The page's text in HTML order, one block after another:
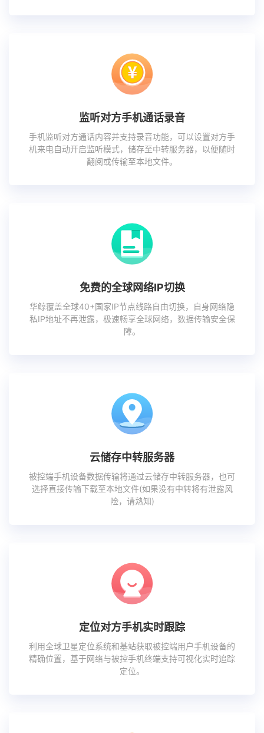
监听对方手机通话录音
手机监听对方通话内容并支持录音功能，可以设置对方手
机来电自动开启监听模式，储存至中转服务器，以便随时
翻阅或传输至本地文件。
免费的全球网络IP切换
华鲸覆盖全球40+国家IP节点线路自由切换，自身网络隐
私IP地址不再泄露，极速畅享全球网络，数据传输安全保
障。
云储存中转服务器
被控端手机设备数据传输将通过云储存中转服务器，也可
选择直接传输下载至本地文件(如果没有中转将有泄露风
险，请熟知)
定位对方手机实时跟踪
利用全球卫星定位系统和基站获取被控端用户手机设备的
精确位置，基于网络与被控手机终端支持可视化实时追踪
定位。